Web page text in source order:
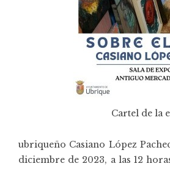
Cartel de la
ubriqueño Casiano López
diciembre de 2023, a las 12